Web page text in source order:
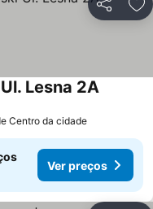
Partilhar
Lesna 2A
Centro da cidade
Ver preços